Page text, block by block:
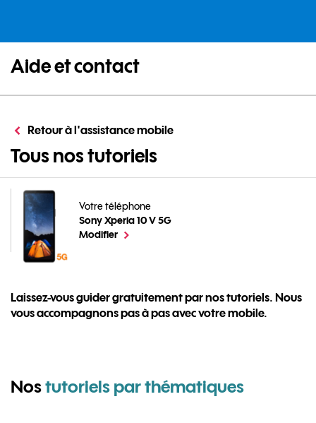
Aide et contact
Retour à l'assistance mobile
Tous nos tutoriels
Laissez-vous guider gratuitement par nos tutoriels. Nous
vous accompagnons pas à pas avec votre mobile.
Votre téléphone
Sony Xperia 10 V 5G
pour votre Sony Xperia 10 V 5G ou
Modifierle téléphone sélectionné
Nostutoriels par thématiquespour